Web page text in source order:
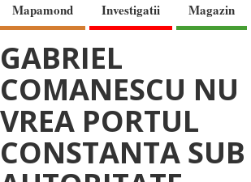
Mapamond
Investigatii Magazin
GABRIEL
COMANESCU NU
VREA PORTUL
CONSTANTA SUB